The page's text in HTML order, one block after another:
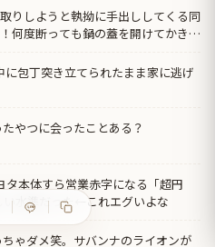
りしようと執拗に手出ししてくる同
何度断っても鍋の蓋を開けてかき混
に包丁突き立てられたまま家に逃げ
やつに会ったことある？
タ本体すら営業赤字になる「超円
水準だった←これエグいよな
ゃダメ笑。サバンナのライオンが